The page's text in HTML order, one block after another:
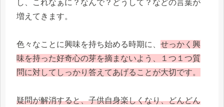
し、これなぁに？なんで？どうして？などの言葉が
増えてきます。
色々なことに興味を持ち始める時期に、 せっかく興
味を持った好奇心の芽を摘まないよう、１つ１つ質
問に対してしっかり答えてあげることが大切です。
疑問が解消すると、子供自身楽しくなり、どんどん